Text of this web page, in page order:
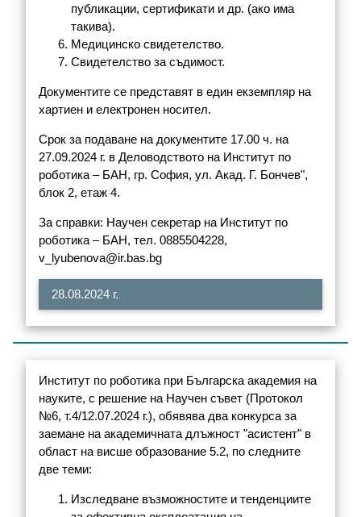
публикации, сертификати и др. (ако има
такива).
Медицинско свидетелство.
Свидетелство за съдимост.
Документите се представят в един екземпляр на
хартиен и електронен носител.
Срок за подаване на документите 17.00 ч. на
27.09.2024 г. в Деловодството на Институт по
роботика – БАН, гр. София, ул. Акад. Г. Бончев",
блок 2, етаж 4.
За справки: Научен секретар на Институт по
роботика – БАН, тел. 0885504228,
v_lyubenova@ir.bas.bg
28.08.2024 г.
Институт по роботика при Българска академия на
науките, с решение на Научен съвет (Протокол
№6, т.4/12.07.2024 г.), обявява два конкурса за
заемане на академичната длъжност "асистент" в
област на висше образование 5.2, по следните
две теми:
Изследване възможностите и тенденциите